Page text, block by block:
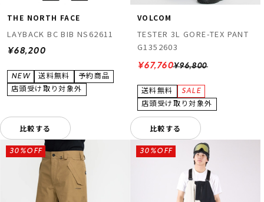
THE NORTH FACE
LAYBACK BC BIB NS62611
¥68,200
比較する
VOLCOM
TESTER 3L GORE-TEX PANT
G1352603
¥96,800
¥67,760
比較する
30%OFF 30%OFF